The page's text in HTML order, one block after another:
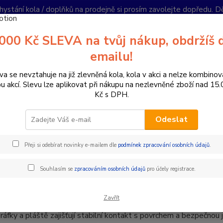
kola / doplňků na prodejně si prosím zavolejte dopředu.
Hledat
PO-
kola 26"
26" – ideální volba pro starší děti a teenagery
nabídku dětských kol o velikosti 26", která jsou perfektní
a s radostí. Tato kola kombinují lehké a odolné rámy s
vaše dítě zvládlo jízdu ve městě, na cyklostezkách i v lehčím
a pláště zajišťují stabilní kontakt s povrchem a
Kč SLEVA na tvůj nákup, obdržíš
emailu!
se nevztahuje na již zlevněná kola, kola v akci a nelze
akcí. Slevu lze aplikovat při nákupu na nezlevněné zboží nad
Kč s DPH.
Odeslat
Přeji si odebírat novinky e-mailem dle podmínek zpracování osobních údajů.
Souhlasím se zpracováním osobních údajůpro účely registrace.
Zavřít